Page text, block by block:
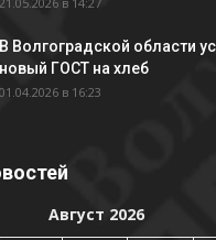
В Волгоградской области
новый ГОСТ на хлеб
01.04.2026 в 16:23
Август 2026